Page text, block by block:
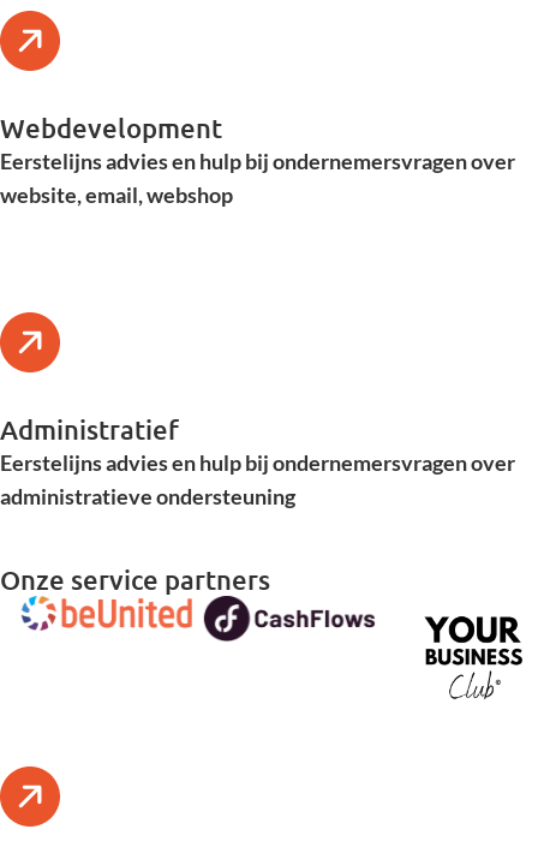
Webdevelopment
Eerstelijns advies en hulp bij ondernemersvragen over
website, email, webshop
Administratief
Eerstelijns advies en hulp bij ondernemersvragen over
administratieve ondersteuning
Onze service partners